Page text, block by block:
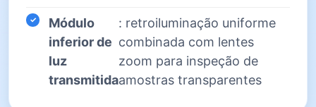
Módulo
inferior de
luz
transmitida
: retroiluminação uniforme
combinada com lentes
zoom para inspeção de
amostras transparentes